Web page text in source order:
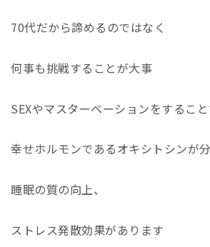
70代だから諦めるのではなく
何事も挑戦することが大事
SEXやマスターベーションをするこ
幸せホルモンであるオキシトシンが
睡眠の質の向上、
ストレス発散効果があります